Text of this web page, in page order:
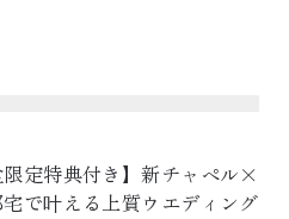
限定特典付き】新チャペル×
で叶える上質ウエディング